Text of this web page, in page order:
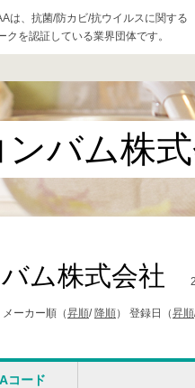
は、抗菌/防カビ/抗ウイルスに関する
クを認証している業界団体です。
ンバム株
ム株式会社
メーカー順（昇順/ 降順） 登録日（昇順
コード